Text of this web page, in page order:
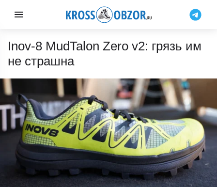
Inov-8 MudTalon Zero v2: грязь им
не страшна